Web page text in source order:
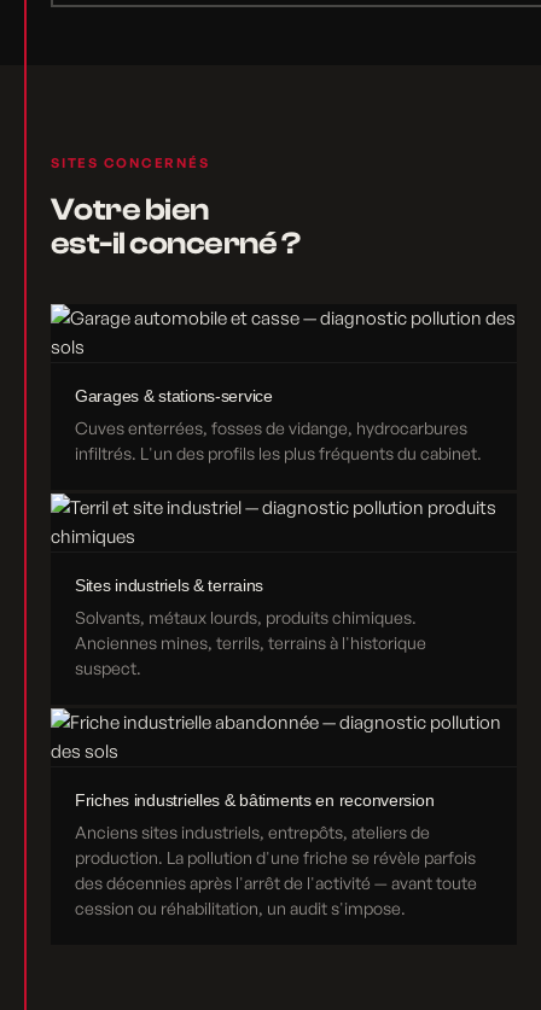
SITES CONCERNÉS
Votre bien
est-il concerné ?
Garages & stations-service
Cuves enterrées, fosses de vidange, hydrocarbures
infiltrés. L'un des profils les plus fréquents du cabinet.
Sites industriels & terrains
Solvants, métaux lourds, produits chimiques.
Anciennes mines, terrils, terrains à l'historique
suspect.
Friches industrielles & bâtiments en reconversion
Anciens sites industriels, entrepôts, ateliers de
production. La pollution d'une friche se révèle parfois
des décennies après l'arrêt de l'activité — avant toute
cession ou réhabilitation, un audit s'impose.